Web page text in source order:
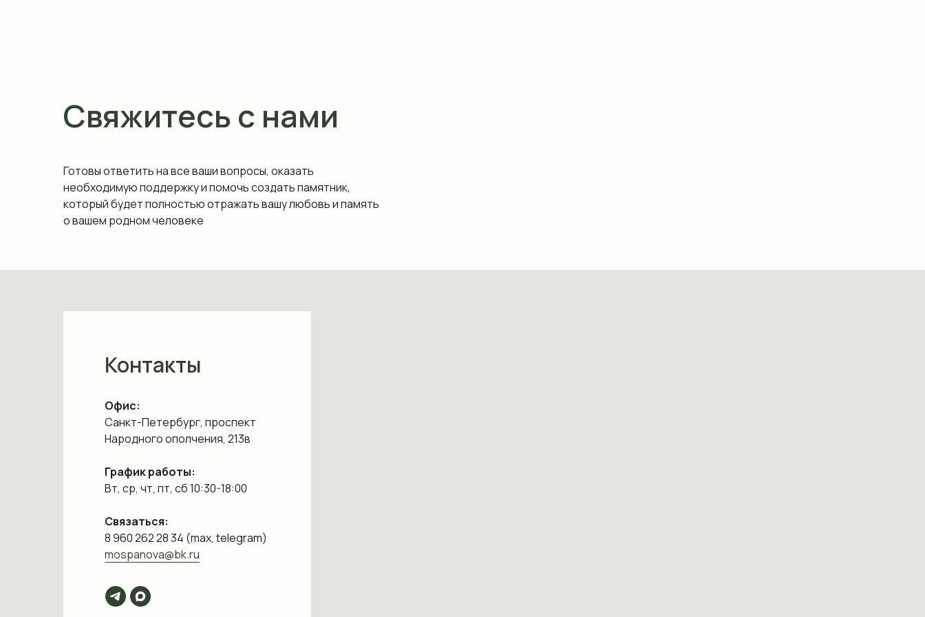
Свяжитесь с нами
Готовы ответить на все ваши вопросы, оказать
необходимую поддержку и помочь создать памятник,
который будет полностью отражать вашу любовь и память
о вашем родном человеке
Контакты
Офис:
Санкт-Петербург, проспект
Народного ополчения, 213в
График работы:
Вт, ср, чт, пт, сб 10:30-18:00
Связаться:
8 960 262 28 34 (max, telegram)
mospanova@bk.ru